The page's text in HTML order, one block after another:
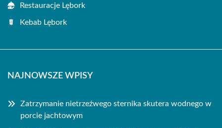
Restauracje Lębork
Kebab Lębork
NAJNOWSZE WPISY
Zatrzymanie nietrzeźwego sternika skutera wodnego w
porcie jachtowym